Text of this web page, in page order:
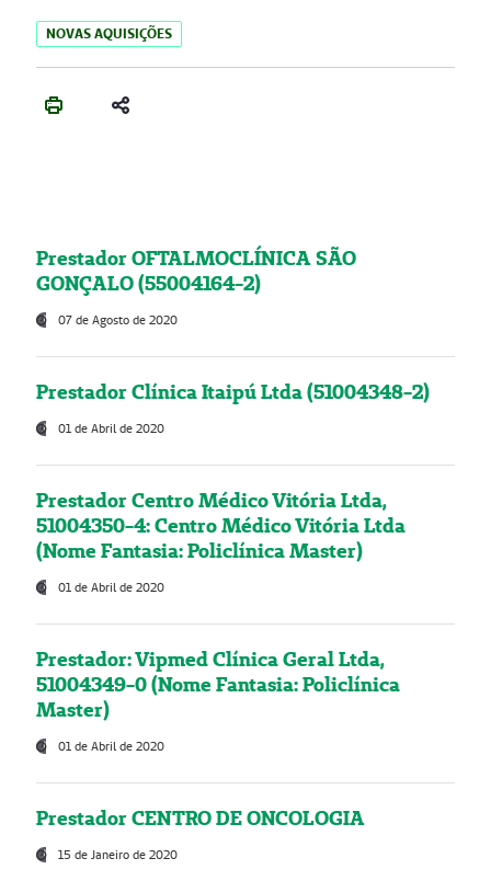
NOVAS AQUISIÇÕES
Prestador OFTALMOCLÍNICA SÃO
GONÇALO (55004164-2)
07 de Agosto de 2020
Prestador Clínica Itaipú Ltda (51004348-2)
01 de Abril de 2020
Prestador Centro Médico Vitória Ltda,
51004350-4: Centro Médico Vitória Ltda
(Nome Fantasia: Policlínica Master)
01 de Abril de 2020
Prestador: Vipmed Clínica Geral Ltda,
51004349-0 (Nome Fantasia: Policlínica
Master)
01 de Abril de 2020
Prestador CENTRO DE ONCOLOGIA
15 de Janeiro de 2020